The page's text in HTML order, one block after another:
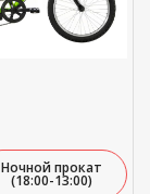
Ночной прокат
(18:00-13:00)